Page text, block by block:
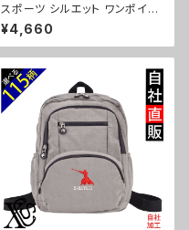
スポーツ シルエット ワンポイン
ト 刺繍撥水 ナイロン ナップサッ
ク メンズ 大容量 ジム サブバッ
グ レディース 雑貨 グッズ 自社
野球 サッカー バスケ テニス 和
太鼓 大相撲 ori-a-bg180-b0
8-s
¥4,660